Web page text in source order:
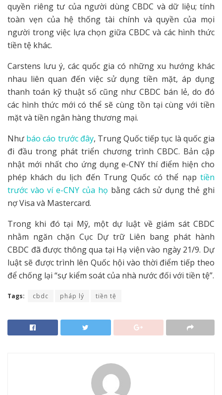
quyền riêng tư của người dùng CBDC và dữ liệu; tính
toàn vẹn của hệ thống tài chính và quyền của mọi
người trong việc lựa chọn giữa CBDC và các hình thức
tiền tệ khác.
Carstens lưu ý, các quốc gia có những xu hướng khác
nhau liên quan đến việc sử dụng tiền mặt, áp dụng
thanh toán kỹ thuật số cũng như CBDC bán lẻ, do đó
các hình thức mới có thể sẽ cùng tồn tại cùng với tiền
mặt và tiền ngân hàng thương mại.
Như báo cáo trước đây, Trung Quốc tiếp tục là quốc gia
đi đầu trong phát triển chương trình CBDC. Bản cập
nhật mới nhất cho ứng dụng e-CNY thí điểm hiện cho
phép khách du lịch đến Trung Quốc có thể nạp tiền
trước vào ví e-CNY của họ bằng cách sử dụng thẻ ghi
nợ Visa và Mastercard.
Trong khi đó tại Mỹ, một dự luật về giám sát CBDC
nhằm ngăn chặn Cục Dự trữ Liên bang phát hành
CBDC đã được thông qua tại Hạ viện vào ngày 21/9. Dự
luật sẽ được trình lên Quốc hội vào thời điểm tiếp theo
để chống lại “sự kiểm soát của nhà nước đối với tiền tệ”.
Tags: cbdc pháp lý tiền tệ